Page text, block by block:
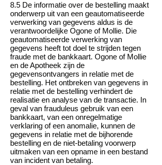
8.5 De informatie over de bestelling maakt
onderwerp uit van een geautomatiseerde
verwerking van gegevens aldus is de
verantwoordelijke Ogone of Mollie. Die
geautomatiseerde verwerking van
gegevens heeft tot doel te strijden tegen
fraude met de bankkaart. Ogone of Mollie
en de Apotheek zijn de
gegevensontvangers in relatie met de
bestelling. Het ontbreken van gegevens in
relatie met de bestelling verhindert de
realisatie en analyse van de transactie. In
geval van frauduleus gebruik van een
bankkaart, van een onregelmatige
verklaring of een anomalie, kunnen de
gegevens in relatie met de bijhorende
bestelling en de niet-betaling voorwerp
uitmaken van een opname in een bestand
van incident van betaling.